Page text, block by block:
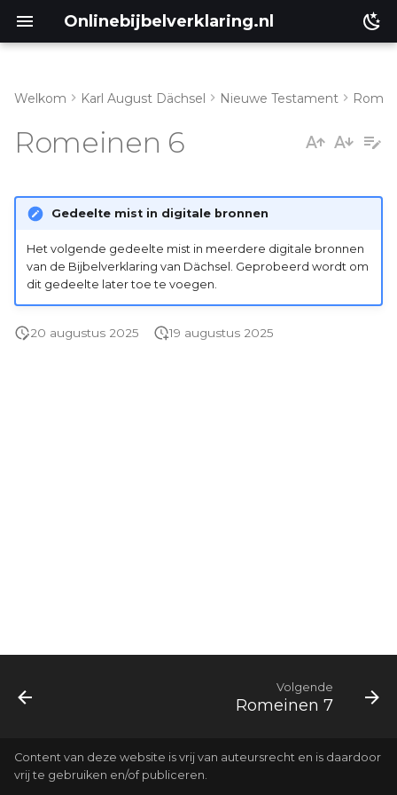
Onlinebijbelverklaring.nl
Éxodus
Leviticus
Numeri
Ruth
Welkom Karl August Dächsel Nieuwe Testament
Romeinen 6
Gedeelte mist in digitale bronnen
Het volgende gedeelte mist in meerdere digitale bronnen
van de Bijbelverklaring van Dächsel. Geprobeerd wordt om
dit gedeelte later toe te voegen.
20 augustus 2025 19 augustus 2025
Volgende
Romeinen 7
Content van deze website is vrij van auteursrecht en is daardoor
vrij te gebruiken en/of publiceren.